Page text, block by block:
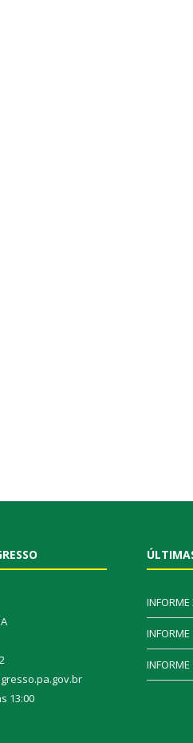
13:00
INFORME
INFORME
INFORME